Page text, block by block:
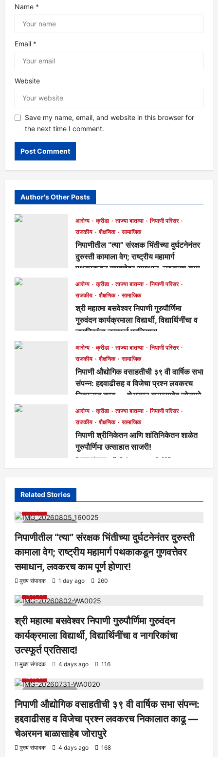
n
Name *
Email *
Website
Save my name, email, and website in this browser for
the next time I comment.
Author's Other Posts
आरोग्य क्रीडा ताज्या बातम्या
निपाणी परिसर
राजकीय
शैक्षणिक सामाजिक
निपाणीतील “त्या” संरक्षक भिंतीच्या दुर्घटनेनंतर
दुरुस्ती कामाला वेग; राष्ट्रीय महामार्ग
पथकाकडून गुणवत्तेवर समाधान, लवकरच काम
पूर्ण होणार!
मुख्य संपादक 1 day ago
आरोग्य क्रीडा ताज्या बातम्या
निपाणी परिसर
राजकीय
शैक्षणिक सामाजिक
श्री महात्मा बसवेश्वर निपाणी गुरुपौर्णिमा
गुरुवंदन कार्यक्रमाला विद्यार्थी, विद्यार्थिनींचा व
नागरिकांचा उत्स्फूर्त प्रतिसाद!
मुख्य संपादक 4 days ago 116
आरोग्य क्रीडा ताज्या बातम्या
निपाणी परिसर
राजकीय
शैक्षणिक सामाजिक
निपाणी औद्योगिक वसाहतीची ३९ वी वार्षिक सभा
संपन्न: हद्दवाढीसह व विजेचा प्रश्न लवकरच
निकालात काढू — चेअरमन बाळासाहेब जोरापुरे
मुख्य संपादक 4 days ago 168
आरोग्य क्रीडा ताज्या बातम्या
निपाणी परिसर
राजकीय
शैक्षणिक सामाजिक
निपाणी श्रीनिकेतन आणि शांतिनिकेतन शाळेत
गुरुपौर्णिमा उत्साहात साजरी!
मुख्य संपादक 6 days ago 116
Related Stories
1 minute read
आरोग्य क्रीडा ताज्या बातम्या
निपाणीतील “त्या” संरक्षक भिंतीच्या दुर्घटनेनंतर दुरुस्ती
कामाला वेग; राष्ट्रीय महामार्ग पथकाकडून गुणवत्तेवर
समाधान, लवकरच काम पूर्ण होणार!
मुख्य संपादक 1 day ago 260
1 minute read
आरोग्य क्रीडा ताज्या बातम्या निपाणी परिसर
श्री महात्मा बसवेश्वर निपाणी गुरुपौर्णिमा गुरुवंदन
कार्यक्रमाला विद्यार्थी, विद्यार्थिनींचा व नागरिकांचा
उत्स्फूर्त प्रतिसाद!
मुख्य संपादक 4 days ago 116
1 minute read
आरोग्य क्रीडा ताज्या बातम्या निपाणी परिसर
निपाणी औद्योगिक वसाहतीची ३९ वी वार्षिक सभा संपन्न:
हद्दवाढीसह व विजेचा प्रश्न लवकरच निकालात काढू —
चेअरमन बाळासाहेब जोरापुरे
मुख्य संपादक 4 days ago 168
आरोग्य क्रीडा ताज्या बातम्या निपाणी परिसर